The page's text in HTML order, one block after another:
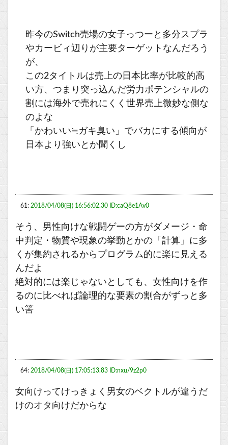
昨今のSwitch売場の女子っつーと多分スプラ
やカービィ辺りが主要ターゲットなんだろう
が、
この2タイトルは売上の日本比率が比較的高
い方、つまり突っ込んだ労力ポテンシャルの
割には海外で売れにくく世界売上微妙な側な
のよな
「かわいい≒ガキ臭い」でバカにする傾向が
日本より強いとか聞くし
61: 2018/04/08(日) 16:56:02.30 ID:caQ8e1Av0
そう、男性向けな戦闘ゲーの方がダメージ・命
中判定・物質や現象の挙動とかの「計算」に多
くが集約されるからプログラム的に楽に見える
んだよ
絶対的には楽じゃないとしても、女性向けを作
るのに比べれば論理的な要素の割合がずっと多
い筈
64: 2018/04/08(日) 17:05:13.83 ID:nxu/9z2p0
女向けってけっきょく男女のベクトルが違うだ
けのオタ向けだからな